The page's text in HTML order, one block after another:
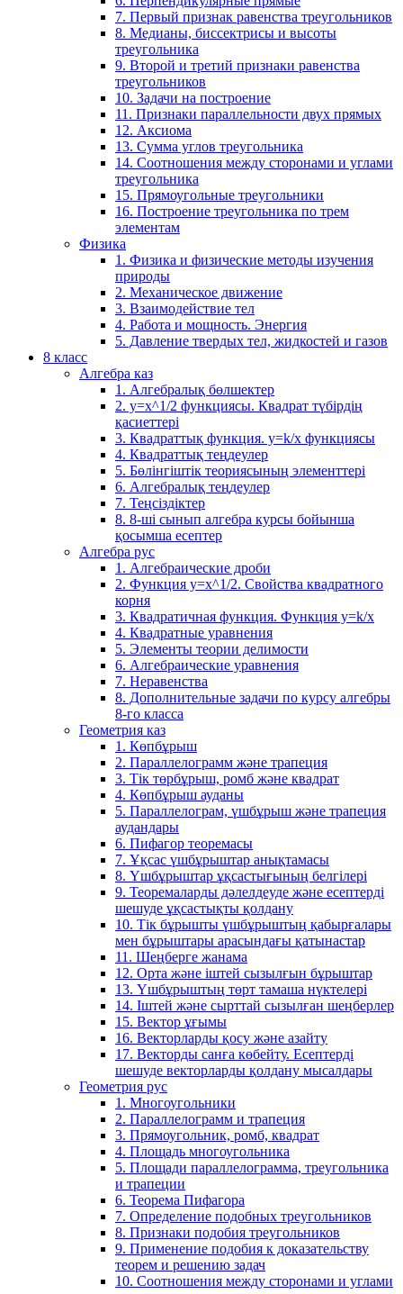
7. Первый признак равенства треугольников
8. Медианы, биссектрисы и высоты
треугольника
9. Второй и третий признаки равенства
треугольников
10. Задачи на построение
11. Признаки параллельности двух прямых
12. Аксиома
13. Сумма углов треугольника
14. Соотношения между сторонами и углами
треугольника
15. Прямоугольные треугольники
16. Построение треугольника по трем
элементам
Физика
1. Физика и физические методы изучения
природы
2. Механическое движение
3. Взаимодействие тел
4. Работа и мощность. Энергия
5. Давление твердых тел, жидкостей и газов
8 класс
Алгебра каз
1. Алгебралық бөлшектер
2. у=х^1/2 функциясы. Квадрат түбірдің
қасиеттері
3. Квадраттық функция. у=k/x функциясы
4. Квадраттық теңдеулер
5. Бөлінгіштік теориясының элементтері
6. Алгебралық теңдеулер
7. Теңсіздіктер
8. 8-ші сынып алгебра курсы бойынша
қосымша есептер
Алгебра рус
1. Алгебраические дроби
2. Функция y=x^1/2. Свойства квадратного
корня
3. Квадратичная функция. Функция у=k/x
4. Квадратные уравнения
5. Элементы теории делимости
6. Алгебраические уравнения
7. Неравенства
8. Дополнительные задачи по курсу алгебры
8-го класса
Геометрия каз
1. Көпбұрыш
2. Параллелограмм және трапеция
3. Тік төрбұрыш, ромб және квадрат
4. Көпбұрыш ауданы
5. Параллелограм, үшбұрыш және трапеция
аудандары
6. Пифагор теоремасы
7. Ұқсас үшбұрыштар анықтамасы
8. Үшбұрыштар ұқсастығының белгілері
9. Теоремаларды дәлелдеуде және есептерді
шешуде ұқсастықты қолдану
10. Тік бұрышты үшбұрыштың қабырғалары
мен бұрыштары арасындағы қатынастар
11. Шеңберге жанама
12. Орта және іштей сызылғын бұрыштар
13. Үшбұрыштың төрт тамаша нүктелері
14. Іштей және сырттай сызылған шеңберлер
15. Вектор ұғымы
16. Векторларды қосу және азайту
17. Векторды санға көбейту. Есептерді
шешуде векторларды қолдану мысалдары
Геометрия рус
1. Многоугольники
2. Параллелограмм и трапеция
3. Прямоугольник, ромб, квадрат
4. Площадь многоугольника
5. Площади параллелограмма, треугольника
и трапеции
6. Теорема Пифагора
7. Определение подобных треугольников
8. Признаки подобия треугольников
9. Применение подобия к доказательству
теорем и решению задач
10. Соотношения между сторонами и углами